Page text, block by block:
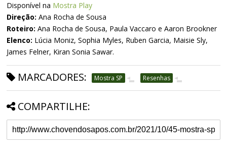
Disponível na Mostra Play
Direção:Ana Rocha de Sousa
Roteiro: Ana Rocha de Sousa, Paula Vaccaro e Aaron Brookner
Elenco: Lúcia Moniz, Sophia Myles, Ruben Garcia, Maisie Sly,
James Felner, Kiran Sonia Sawar.
MARCADORES: Mostra SP Resenhas
COMPARTILHE: